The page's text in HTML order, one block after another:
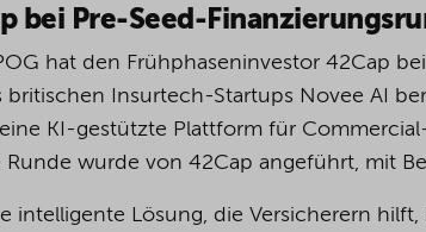
bei Pre-Seed-
hat den Frühphaseninvestor 42Cap
britischen Insurtech-Startups Novee AI
KI-gestützte Plattform für
wurde von 42Cap angeführt, mit
intelligente Lösung, die Versicherern